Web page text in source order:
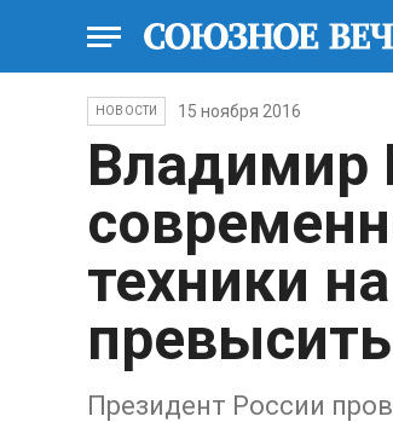
НОВОСТИ 15 ноября 2016
Владимир
техники
Президент России